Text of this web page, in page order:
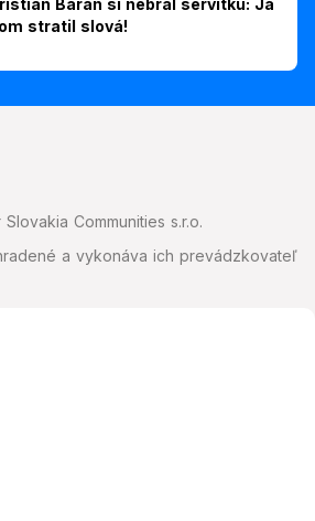
Baran si nebral servítku: Ja
stratil slová!
Communities s.r.o.
a vykonáva ich prevádzkovateľ